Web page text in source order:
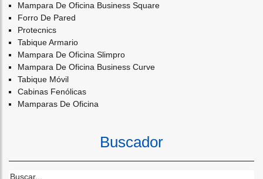
Mampara De Oficina Business Square
Forro De Pared
Protecnics
Tabique Armario
Mampara De Oficina Slimpro
Mampara De Oficina Business Curve
Tabique Móvil
Cabinas Fenólicas
Mamparas De Oficina
Buscador